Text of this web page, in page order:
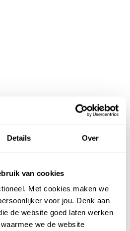
Details Over
van cookies
Met cookies maken we
voor jou. Denk aan
de website goed laten werken
we de website